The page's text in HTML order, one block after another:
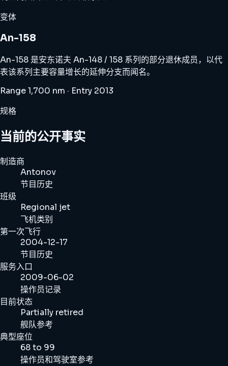
变体
An-158
An-158 是安东诺夫 An-148 / 158 系列的部分退休成员，以代
表该系列主要容量增长的延伸分支而闻名。
Range 1,700 nm · Entry 2013
规格
当前的公开事实
制造商
Antonov
节目历史
班级
Regional jet
飞机类别
第一次飞行
2004-12-17
节目历史
服务入口
2009-06-02
操作员记录
目前状态
Partially retired
舰队参考
典型座位
68 to 99
操作员和驾驶室参考